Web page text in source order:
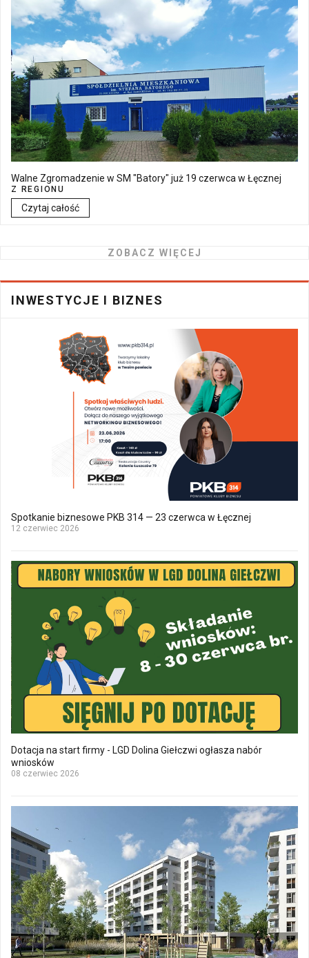
Walne Zgromadzenie w SM "Batory" już 19 czerwca w Łęcznej
Z REGIONU
Czytaj całość
ZOBACZ WIĘCEJ
INWESTYCJE I BIZNES
Spotkanie biznesowe PKB 314 — 23 czerwca w Łęcznej
12 czerwiec 2026
Dotacja na start firmy - LGD Dolina Giełczwi ogłasza nabór
wniosków
08 czerwiec 2026